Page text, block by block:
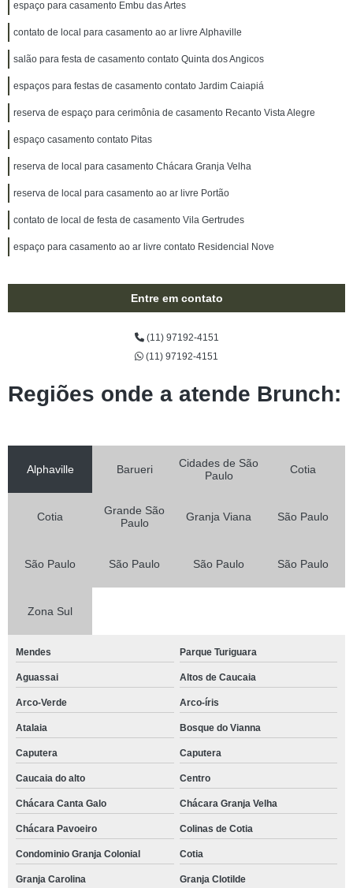
espaço para casamento Embu das Artes
contato de local para casamento ao ar livre Alphaville
salão para festa de casamento contato Quinta dos Angicos
espaços para festas de casamento contato Jardim Caiapiá
reserva de espaço para cerimônia de casamento Recanto Vista Alegre
espaço casamento contato Pitas
reserva de local para casamento Chácara Granja Velha
reserva de local para casamento ao ar livre Portão
contato de local de festa de casamento Vila Gertrudes
espaço para casamento ao ar livre contato Residencial Nove
Entre em contato
(11) 97192-4151
(11) 97192-4151
Regiões onde a atende Brunch:
Alphaville Barueri
Cidades de São
Paulo
Cotia
Cotia
Grande São
Paulo
Granja Viana São Paulo
São Paulo São Paulo São Paulo São Paulo
Zona Sul
Mendes Parque Turiguara
Aguassai Altos de Caucaia
Arco-Verde Arco-íris
Atalaia Bosque do Vianna
Caputera Caputera
Caucaia do alto Centro
Chácara Canta Galo Chácara Granja Velha
Chácara Pavoeiro Colinas de Cotia
Condominio Granja Colonial Cotia
Granja Carolina Granja Clotilde